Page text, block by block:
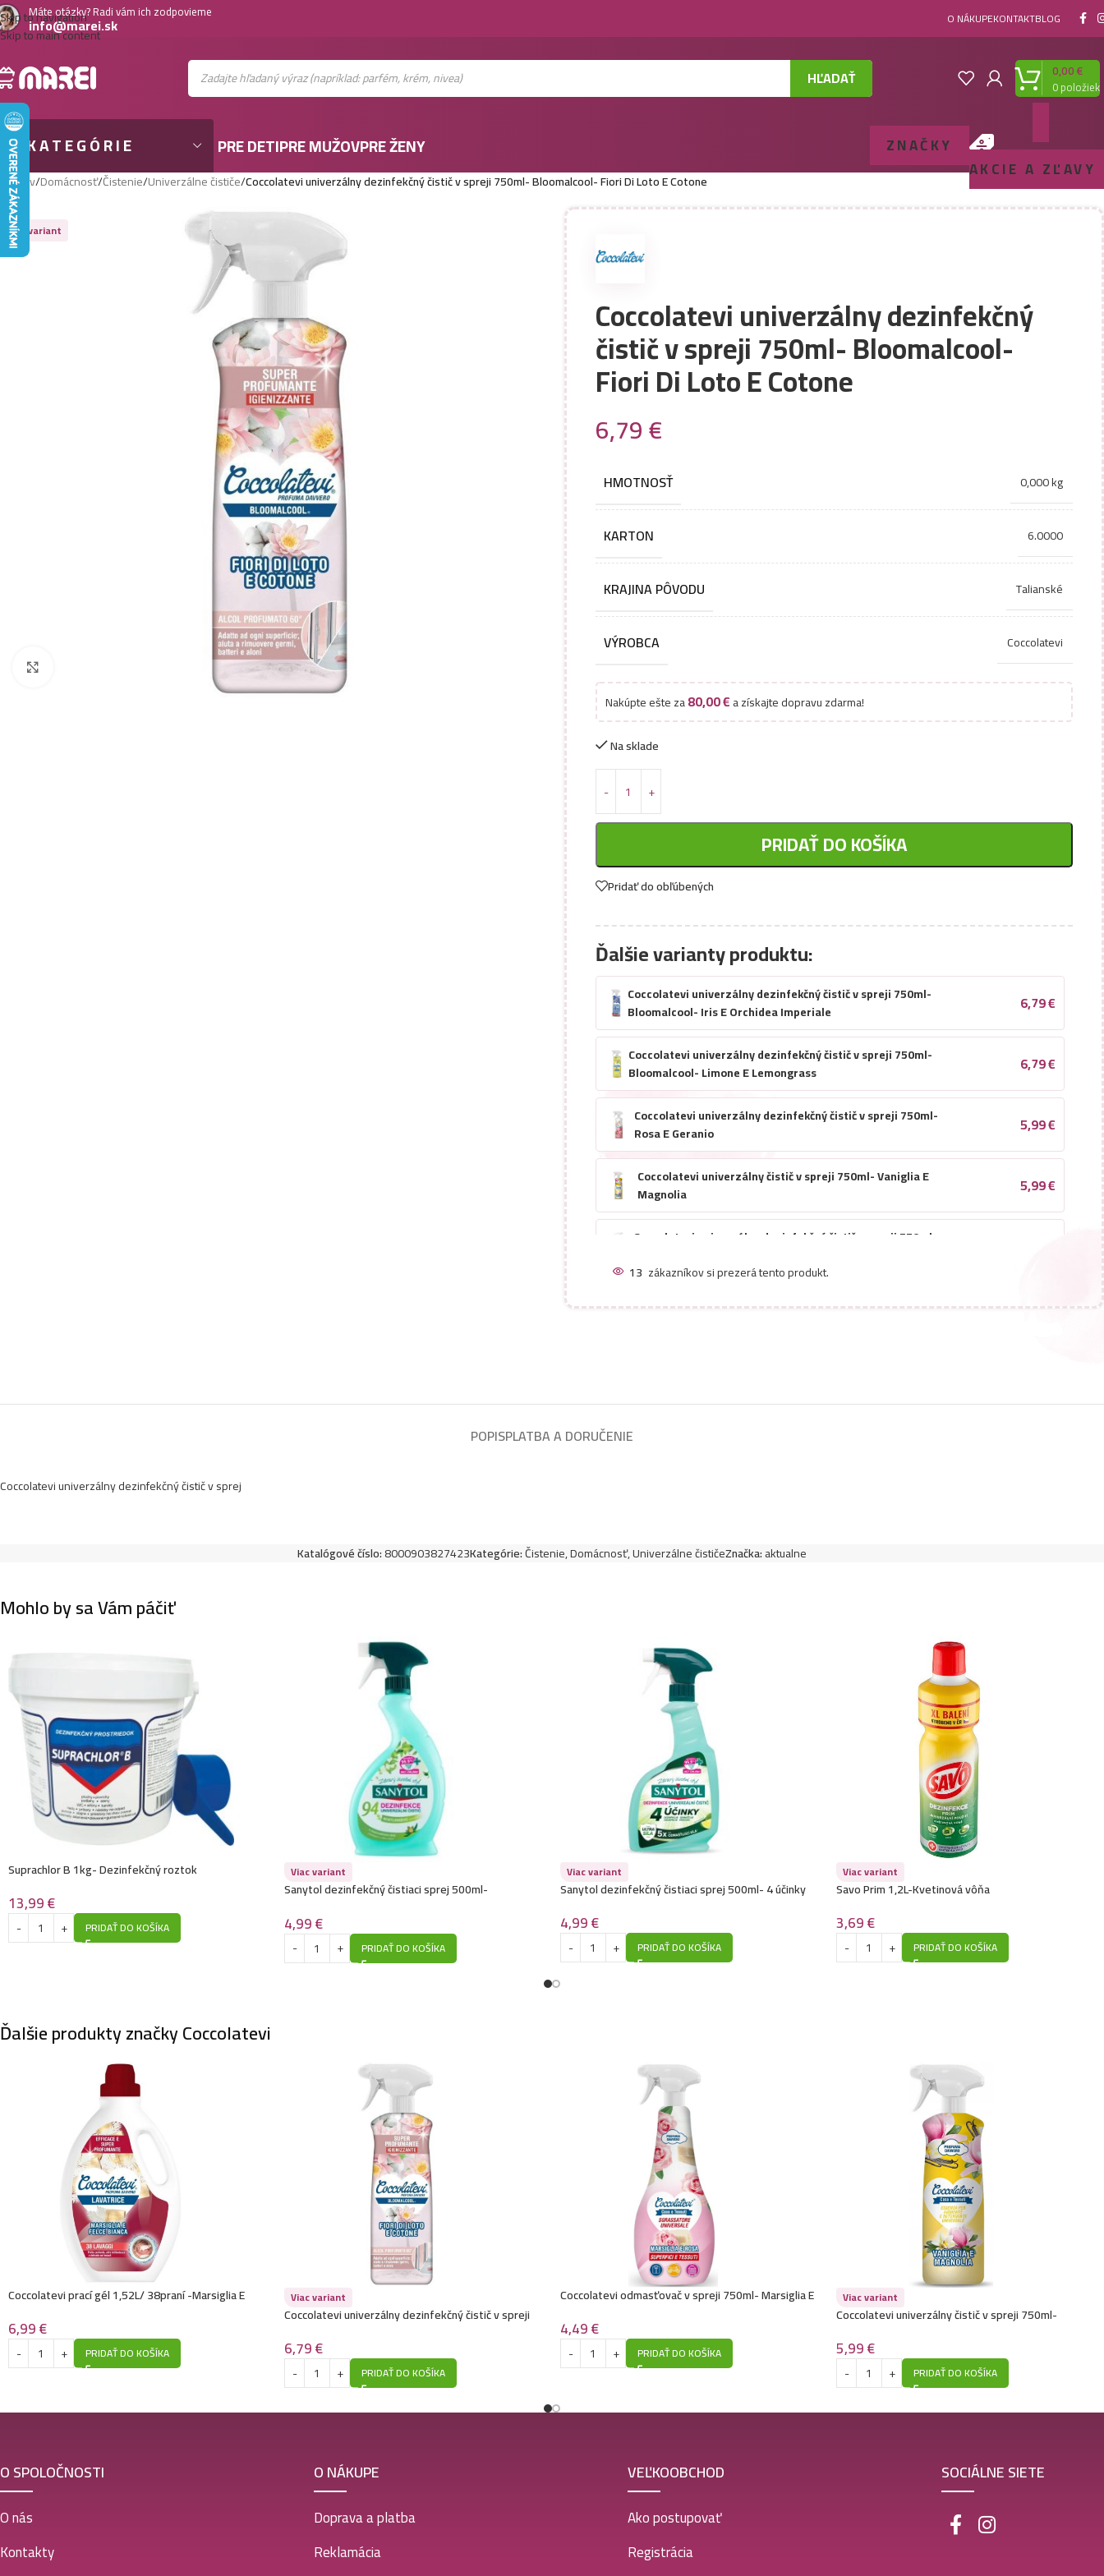
Skip to navigation
Skip to main content
Máte otázky? Radi vám ich zodpovieme
info@marei.sk O NÁKUPEKONTAKTBLOG
HĽADAŤ 0položiek
0,00€
KATEGÓRIE PRE DETIPRE MUŽOVPRE ŽENY
ZNAČKY
AKCIE A ZĽAVY
Domov/Domácnosť/Čistenie/Univerzálne čističe/Coccolatevi univerzálny dezinfekčný čistič v spreji 750ml- Bloomalcool- Fiori Di Loto E Cotone
Viac variant
Coccolatevi univerzálny dezinfekčný
čistič v spreji 750ml- Bloomalcool-
Fiori Di Loto E Cotone
6,79€
HMOTNOSŤ 0,000 kg
KARTON 6.0000
KRAJINA PÔVODU Talianské
VÝROBCA Coccolatevi
Nakúpte ešte za80,00€a získajte dopravu zdarma!
Na sklade
PRIDAŤ DO KOŠÍKA
Pridať do obľúbených
Ďalšie varianty produktu:
Coccolatevi univerzálny dezinfekčný čistič v spreji 750ml-
Bloomalcool- Iris E Orchidea Imperiale
6,79€
Coccolatevi univerzálny dezinfekčný čistič v spreji 750ml-
Bloomalcool- Limone E Lemongrass
6,79€
Coccolatevi univerzálny dezinfekčný čistič v spreji 750ml-
Rosa E Geranio
5,99€
Coccolatevi univerzálny čistič v spreji 750ml- Vaniglia E
Magnolia
5,99€
Coccolatevi univerzálny dezinfekčný čistič v spreji 750ml-
Bloomalcool- Vaniglia
6,79€
Bloomalcool- Lavanda
13 zákazníkov si prezerá tento produkt.
POPISPLATBA A DORUČENIE
Coccolatevi univerzálny dezinfekčný čistič v sprej
Katalógové číslo:8000903827423Kategórie:Čistenie,Domácnosť,Univerzálne čističeZnačka:aktualne
Mohlo by sa Vám páčiť
Suprachlor B 1kg- Dezinfekčný roztok
13,99€
PRIDAŤ DO KOŠÍKA
Viac variant
Sanytol dezinfekčný čistiaci sprej 500ml-
4,99€
PRIDAŤ DO KOŠÍKA
Viac variant
Sanytol dezinfekčný čistiaci sprej 500ml- 4 účinky
4,99€
PRIDAŤ DO KOŠÍKA
Viac variant
Savo Prim 1,2L-Kvetinová vôňa
3,69€
PRIDAŤ DO KOŠÍKA
Ďalšie produkty značky Coccolatevi
Coccolatevi prací gél 1,52L/ 38praní -Marsiglia E
6,99€
PRIDAŤ DO KOŠÍKA
Viac variant
Coccolatevi univerzálny dezinfekčný čistič v spreji
6,79€
PRIDAŤ DO KOŠÍKA
Coccolatevi odmasťovač v spreji 750ml- Marsiglia E
4,49€
PRIDAŤ DO KOŠÍKA
Viac variant
Coccolatevi univerzálny čistič v spreji 750ml-
5,99€
PRIDAŤ DO KOŠÍKA
O SPOLOČNOSTI
O nás
Kontakty
O NÁKUPE
Doprava a platba
Reklamácia
VEĽKOOBCHOD
Ako postupovať
Registrácia
SOCIÁLNE SIETE